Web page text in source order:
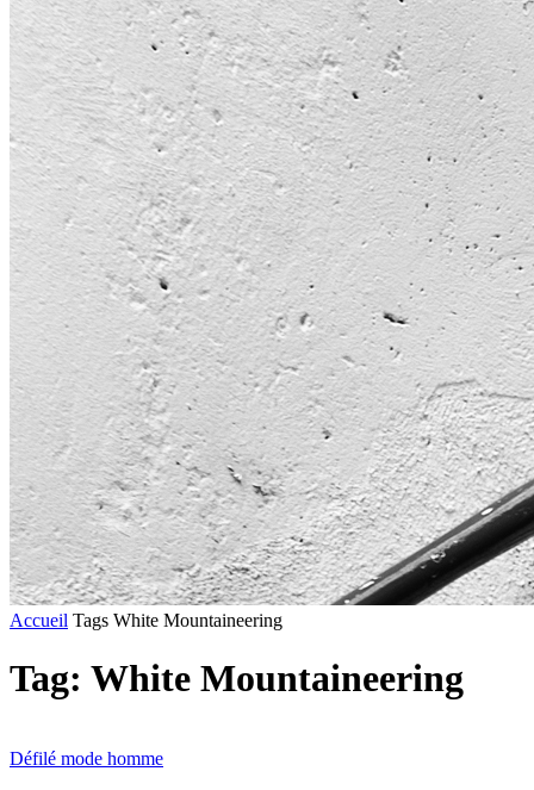
Accueil Tags White Mountaineering
Tag: White Mountaineering
Défilé mode homme